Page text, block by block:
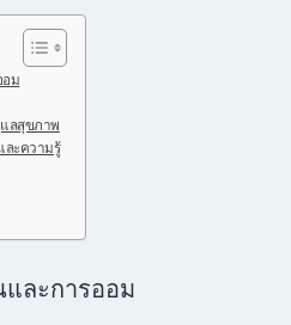
อม
ลสุขภาพ
ละความรู้
และการออม